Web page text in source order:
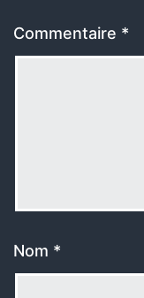
Commentaire *
Nom *